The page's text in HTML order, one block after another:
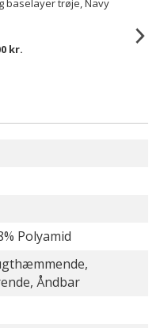
baselayer trøje, Navy
kr.
Polyamid
Åndbar